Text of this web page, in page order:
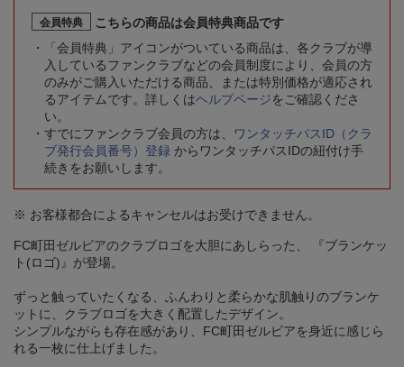
会員特典
こちらの商品は会員特典商品です
「会員特典」アイコンがついている商品は、各クラブが導
入しているファンクラブなどの会員制度により、会員の方
のみがご購入いただける商品、または特別価格が適応され
るアイテムです。詳しくはヘルプページをご確認くださ
い。
すでにファンクラブ会員の方は、
ワンタッチパスID（クラ
ブ発行会員番号）登録 からワンタッチパスIDの紐付け手
続きをお願いします。
※ お客様都合によるキャンセルはお受けできません。
FC町田ゼルビアのクラブロゴを大胆にあしらった、 『ブランケッ
ト(ロゴ)』が登場。
ずっと触っていたくなる、ふんわりと柔らかな肌触りのブランケ
ットに、クラブロゴを大きく配置したデザイン。
シンプルながらも存在感があり、FC町田ゼルビアを身近に感じら
れる一枚に仕上げました。